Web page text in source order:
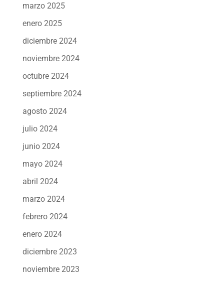
marzo 2025
enero 2025
diciembre 2024
noviembre 2024
octubre 2024
septiembre 2024
agosto 2024
julio 2024
junio 2024
mayo 2024
abril 2024
marzo 2024
febrero 2024
enero 2024
diciembre 2023
noviembre 2023